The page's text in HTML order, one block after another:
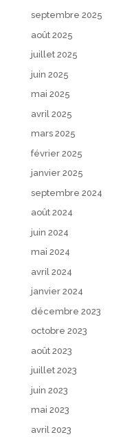
septembre 2025
août 2025
juillet 2025
juin 2025
mai 2025
avril 2025
mars 2025
février 2025
janvier 2025
septembre 2024
août 2024
juin 2024
mai 2024
avril 2024
janvier 2024
décembre 2023
octobre 2023
août 2023
juillet 2023
juin 2023
mai 2023
avril 2023